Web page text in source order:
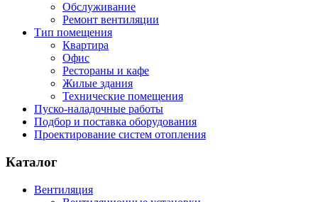
Обслуживание
Ремонт вентиляции
Тип помещения
Квартира
Офис
Рестораны и кафе
Жилые здания
Технические помещения
Пуско-наладочные работы
Подбор и поставка оборудования
Проектирование систем отопления
Каталог
Вентиляция